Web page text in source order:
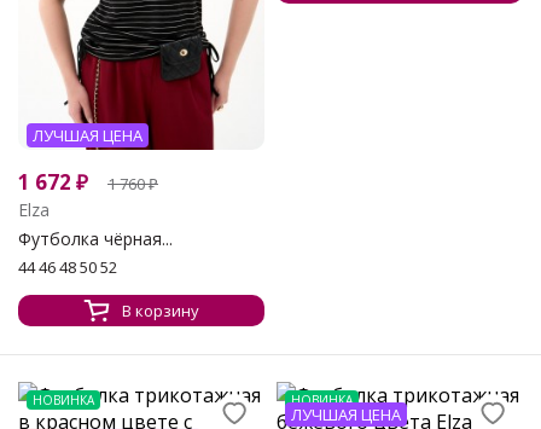
ЛУЧШАЯ ЦЕНА
1 672 ₽ 1 760₽
Elza
Футболка чёрная...
44 46 48 50 52
В корзину
НОВИНКА НОВИНКА
ЛУЧШАЯ ЦЕНА